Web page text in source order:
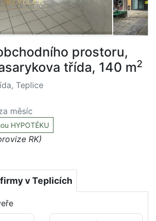
prostoru,
třída, 140 m2
Teplice
měsíc
HYPOTÉKU
RK)
v Teplicích